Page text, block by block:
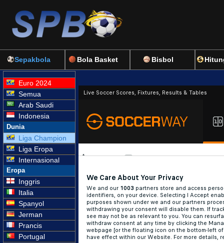
Sepakbola Bola Basket Bisbol
Euro 2024
Semua
Arab Saudi
Indonesia
Dunia
Liga Champion
Liga Eropa
Internasional
Eropa
Inggris
Italia
Spanyol
Jerman
Prancis
Portugal